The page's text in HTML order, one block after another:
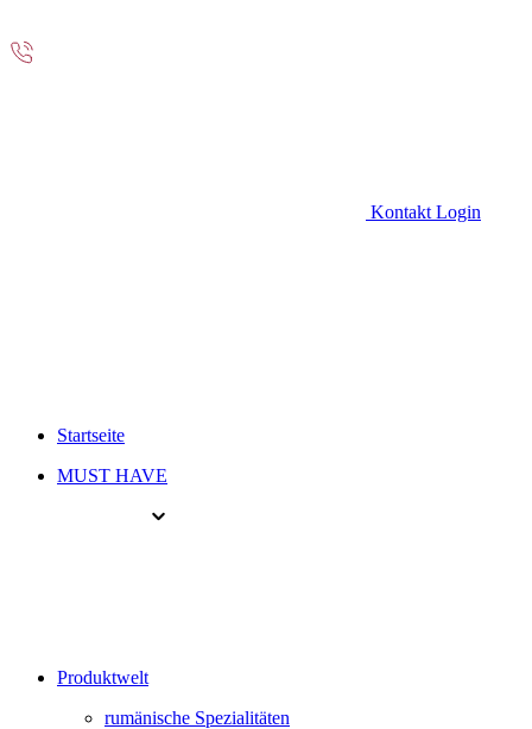
Kontakt Login
Startseite
MUST HAVE
Produktwelt
rumänische Spezialitäten